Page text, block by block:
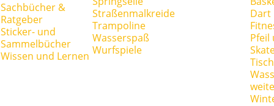
Sachbücher &
Ratgeber
Sticker- und
Sammelbücher
Wissen und Lernen
Straßenmalkreide
Trampoline
Wasserspaß
Wurfspiele
Dart
Pfeil